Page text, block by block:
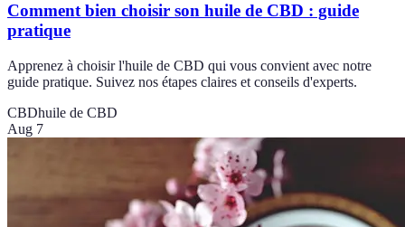
Comment bien choisir son huile de CBD : guide
pratique
Apprenez à choisir l'huile de CBD qui vous convient avec notre
guide pratique. Suivez nos étapes claires et conseils d'experts.
CBDhuile de CBD
Aug 7